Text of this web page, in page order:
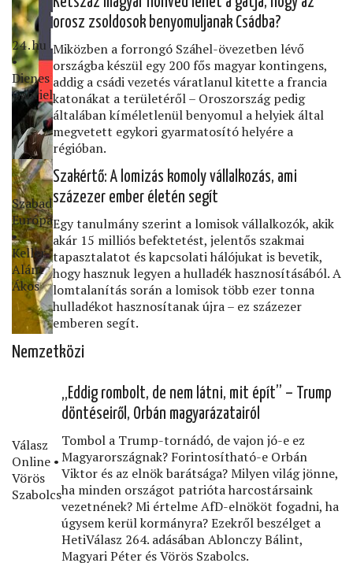
24․hu
•
Dienes
Gábriel
orosz zsoldosok benyomuljanak Csádba?
Miközben a forrongó Száhel-övezetben lévő
országba készül egy 200 fős magyar kontingens,
addig a csádi vezetés váratlanul kitette a francia
katonákat a területéről – Oroszország pedig
általában kíméletlenül benyomul a helyiek által
megvetett egykori gyarmatosító helyére a
régióban.
Szabad
Európa
•
Keller-
Alánt
Ákos
Szakértő: A lomizás komoly vállalkozás, ami
százezer ember életén segít
Egy tanulmány szerint a lomisok vállalkozók, akik
akár 15 milliós befektetést, jelentős szakmai
tapasztalatot és kapcsolati hálójukat is bevetik,
hogy hasznuk legyen a hulladék hasznosításából. A
lomtalanítás során a lomisok több ezer tonna
hulladékot hasznosítanak újra – ez százezer
emberen segít.
Nemzetközi
Válasz
Online •
Vörös
Szabolcs
„Eddig rombolt, de nem látni, mit épít” – Trump
döntéseiről, Orbán magyarázatairól
Tombol a Trump-tornádó, de vajon jó-e ez
Magyarországnak? Forintosítható-e Orbán
Viktor és az elnök barátsága? Milyen világ jönne,
ha minden országot patrióta harcostársaink
vezetnének? Mi értelme AfD-elnököt fogadni, ha
úgysem kerül kormányra? Ezekről beszélget a
HetiVálasz 264. adásában Ablonczy Bálint,
Magyari Péter és Vörös Szabolcs.